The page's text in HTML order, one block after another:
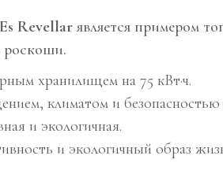
Revellarявляется примером
роскоши.
хранилищем на 75 кВт·ч.
климатом и безопасностью
и экологичная.
и экологичный образ